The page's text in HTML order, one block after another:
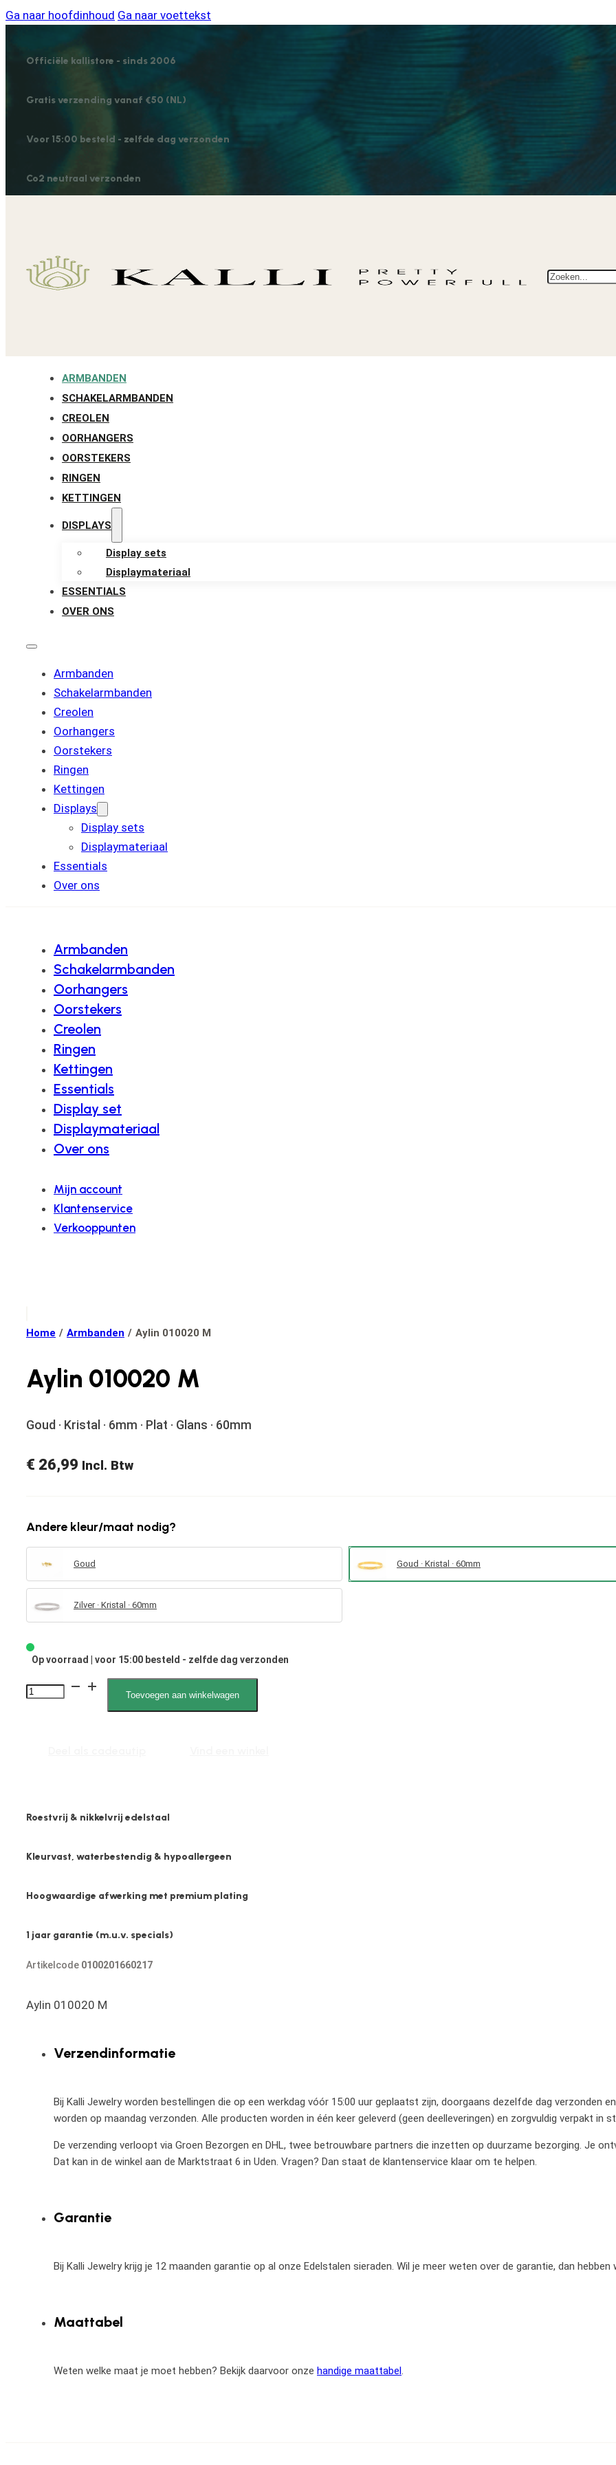
Ga naar hoofdinhoud Ga naar voettekst
Officiële kallistore - sinds 2006
Gratis verzending vanaf €50 (NL)
Voor 15:00 besteld - zelfde dag verzonden
Co2 neutraal verzonden
Zoeken
ARMBANDEN
SCHAKELARMBANDEN
CREOLEN
OORHANGERS
OORSTEKERS
RINGEN
KETTINGEN
DISPLAYS
Display sets
Displaymateriaal
ESSENTIALS
OVER ONS
Armbanden
Schakelarmbanden
Creolen
Oorhangers
Oorstekers
Ringen
Kettingen
Displays
Display sets
Displaymateriaal
Essentials
Over ons
Armbanden
Schakelarmbanden
Oorhangers
Oorstekers
Creolen
Ringen
Kettingen
Essentials
Display set
Displaymateriaal
Over ons
Mijn account
Klantenservice
Verkooppunten
Home / Armbanden / Aylin 010020 M
Aylin 010020 M
Goud · Kristal · 6mm · Plat · Glans · 60mm
€ 26,99 Incl. Btw
Andere kleur/maat nodig?
Goud Goud · Kristal · 60mm
Zilver · Kristal · 60mm
Op voorraad | voor 15:00 besteld - zelfde dag verzonden
Aylin
Toevoegen aan winkelwagen
Roestvrij & nikkelvrij edelstaal
Kleurvast, waterbestendig & hypoallergeen
Hoogwaardige afwerking met premium plating
1 jaar garantie (m.u.v. specials)
Artikelcode 0100201660217
Aylin 010020 M
Verzendinformatie
Bij Kalli Jewelry worden bestellingen die op een werkdag vóór 15:00 uur geplaatst zijn, doorgaans dezelfde dag verzonden
worden op maandag verzonden. Alle producten worden in één keer geleverd (geen deelleveringen) en zorgvuldig verpakt in
De verzending verloopt via Groen Bezorgen en DHL, twee betrouwbare partners die inzetten op duurzame bezorging. Je
Dat kan in de winkel aan de Marktstraat 6 in Uden. Vragen? Dan staat de klantenservice klaar om te helpen.
Garantie
Bij Kalli Jewelry krijg je 12 maanden garantie op al onze Edelstalen sieraden. Wil je meer weten over de garantie, dan hebben
Maattabel
Weten welke maat je moet hebben? Bekijk daarvoor onze handige maattabel.